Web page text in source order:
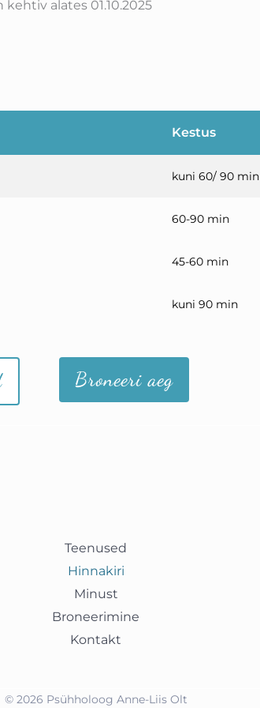
kehtiv alates 01.10.2025
Kestus
kuni 60/ 90 min
60-90 min
45-60 min
kuni 90 min
Broneeri aeg
Teenused
Hinnakiri
Minust
Broneerimine
Kontakt
© 2026 Psühholoog Anne-Liis Olt